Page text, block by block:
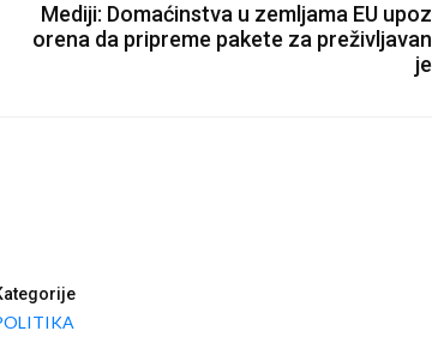
Mediji: Domaćinstva u zemljama EU upoz
orena da pripreme pakete za preživljavan
je